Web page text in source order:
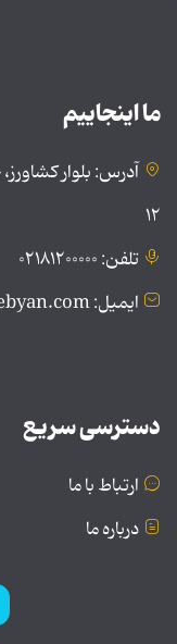
ما اینجاییم
آدرس: بلوار
۱۲
تلفن: ۰۲۱۸۱۲۰۰۰۰۰
ایمیل: public@tebyan.com
دسترسی سریع
ارتباط با ما
درباره ما